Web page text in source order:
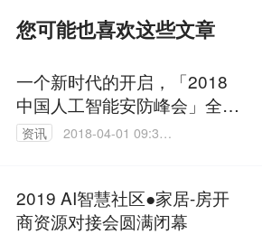
您可能也喜欢这些文章
一个新时代的开启，「2018
中国人工智能安防峰会」全程
回顾
资讯
2018-04-01 09:30:
2019 AI智慧社区●家居-房开
商资源对接会圆满闭幕